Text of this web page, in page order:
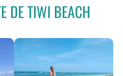
DE TIWI BEACH